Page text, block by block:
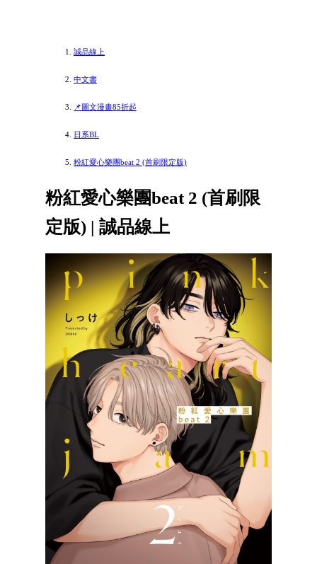
誠品線上
中文書
📌圖文漫畫85折起
日系BL
粉紅愛心樂團beat 2 (首刷限定版)
粉紅愛心樂團beat 2 (首刷限
定版) | 誠品線上